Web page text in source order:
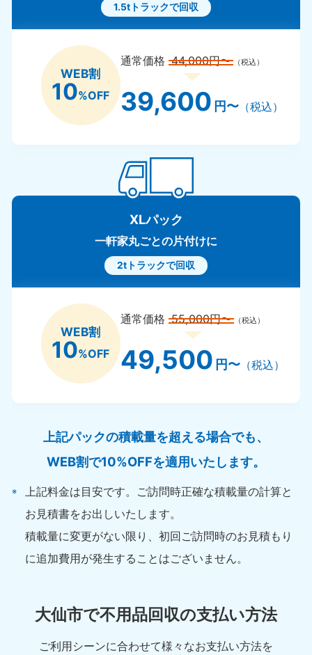
1.5tトラックで回収
WEB割
10%OFF
通常価格44,000円〜 （税込）
39,600 円〜（税込）
XLパック
一軒家丸ごとの片付けに
2tトラックで回収
WEB割
10%OFF
通常価格55,000円〜 （税込）
49,500 円〜（税込）
上記パックの積載量を超える場合でも、
WEB割で10%OFFを適用いたします。
上記料金は目安です。ご訪問時正確な積載量の計算と
お見積書をお出しいたします。
積載量に変更がない限り、初回ご訪問時のお見積もり
に追加費用が発生することはございません。
大仙市で不用品回収の支払い方法
ご利用シーンに合わせて様々なお支払い方法を